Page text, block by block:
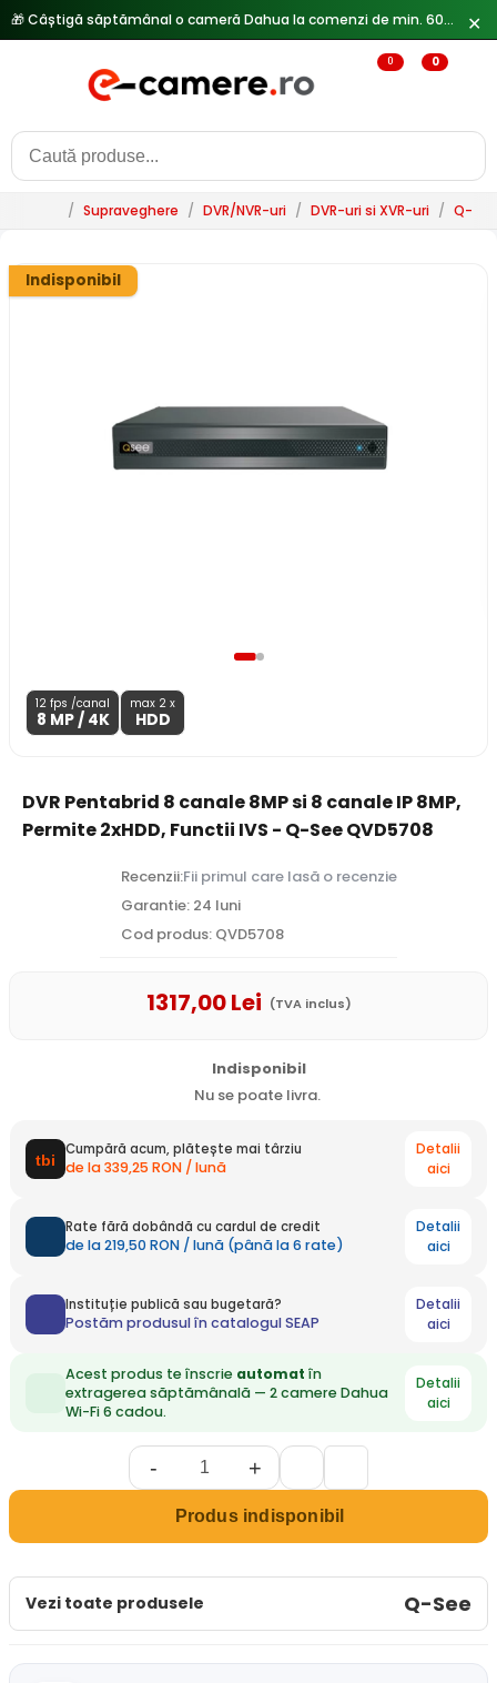
🎁 Câștigă săptămânal o cameră Dahua la comenzi de min. 600 lei — ✕
0 0
/ Supraveghere / DVR/NVR-uri / DVR-uri si XVR-uri / Q-
Indisponibil
12 fps /canal
8 MP/ 4K
max 2 x
HDD
DVR Pentabrid 8 canale 8MP si 8 canale IP 8MP,
Permite 2xHDD, Functii IVS - Q-See QVD5708
Recenzii:Fii primul care lasă o recenzie
Garantie: 24 luni
Cod produs: QVD5708
1317,00Lei (TVA inclus)
Indisponibil
Nu se poate livra.
Cumpără acum, plătește mai târziu
de la 339,25 RON / lună
Detalii
aici
Rate fără dobândă cu cardul de credit
de la 219,50 RON / lună (până la 6 rate)
Detalii
aici
Instituție publică sau bugetară?
Postăm produsul în catalogul SEAP
Detalii
aici
Acest produs te înscrie automat în
extragerea săptămânală — 2 camere Dahua
Wi-Fi 6 cadou.
Detalii
aici
- +
Produs indisponibil
Q-See
Vezi toate produsele